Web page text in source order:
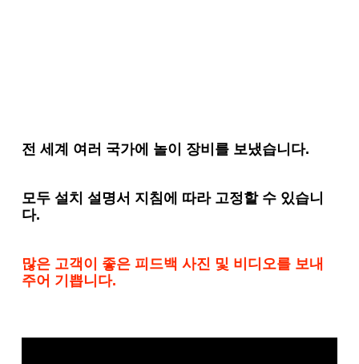
전 세계 여러 국가에 놀이 장비를 보냈습니다.
모두 설치 설명서 지침에 따라 고정할 수 있습니
다.
많은 고객이 좋은 피드백 사진 및 비디오를 보내
주어 기쁩니다.